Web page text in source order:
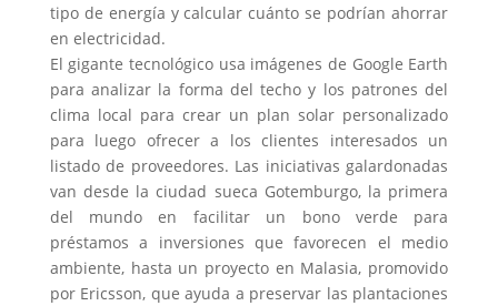
tipo de energía y calcular cuánto se podrían ahorrar
en electricidad.
El gigante tecnológico usa imágenes de Google Earth
para analizar la forma del techo y los patrones del
clima local para crear un plan solar personalizado
para luego ofrecer a los clientes interesados un
listado de proveedores. Las iniciativas galardonadas
van desde la ciudad sueca Gotemburgo, la primera
del mundo en facilitar un bono verde para
préstamos a inversiones que favorecen el medio
ambiente, hasta un proyecto en Malasia, promovido
por Ericsson, que ayuda a preservar las plantaciones